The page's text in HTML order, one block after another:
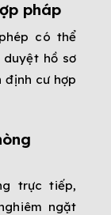
pháp
có thể
hồ sơ
cư hợp
trực tiếp,
ngặt